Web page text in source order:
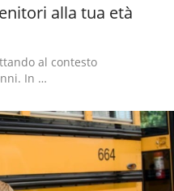
alla tua età
al contesto
In …